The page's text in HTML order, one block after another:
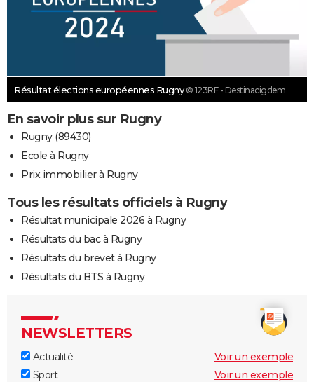
Résultat élections européennes Rugny © 123RF - Destinacigdem
En savoir plus sur Rugny
Rugny (89430)
Ecole à Rugny
Prix immobilier à Rugny
Tous les résultats officiels à Rugny
Résultat municipale 2026 à Rugny
Résultats du bac à Rugny
Résultats du brevet à Rugny
Résultats du BTS à Rugny
NEWSLETTERS
Actualité
Voir un exemple
Sport
Voir un exemple